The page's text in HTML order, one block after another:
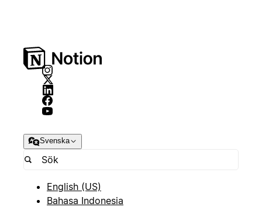
Svenska
English (US)
Bahasa Indonesia